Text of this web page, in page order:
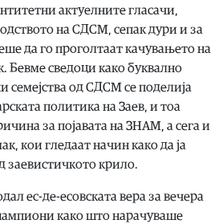
актуелните гласачи,
на СДСМ, сепак дури и за
да го проголтаат качувањето на
Бевме сведоци како буквално
семејства од СДСМ се поделија
политика на Заев, и тоа
за појавата на ЗНАМ, а сега и
кои гледаат начин како да ја
заевистичкото крило.
ес-де-есовската вера за вечера
како што нарачуваше